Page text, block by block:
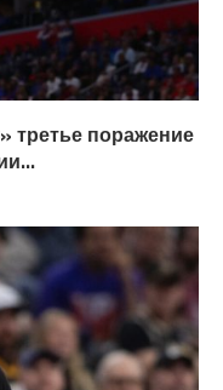
третье поражение